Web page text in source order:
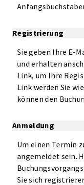
Registrierung
Sie geben Ihre E-
und erhalten
Link, um Ihre
Link werden Sie
können den
Anmeldung
Um einen Termin
angemeldet sein.
Sie sich